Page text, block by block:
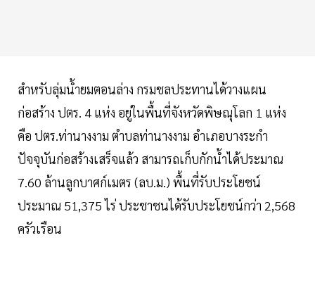
สำหรับลุ่มน้ำยมตอนล่าง กรมชลประทานได้วางแผน
ก่อสร้าง ปตร. 4 แห่ง อยู่ในพื้นที่จังหวัดพิษณุโลก 1 แห่ง
คือ ปตร.ท่านางงาม ตำบลท่านางงาม อำเภอบางระกำ
ปัจจุบันก่อสร้างเสร็จแล้ว สามารถเก็บกักน้ำได้ประมาณ
7.60 ล้านลูกบาศก์เมตร (ลบ.ม.) พื้นที่รับประโยชน์
ประมาณ 51,375 ไร่ ประชาชนได้รับประโยชน์กว่า 2,568
ครัวเรือน